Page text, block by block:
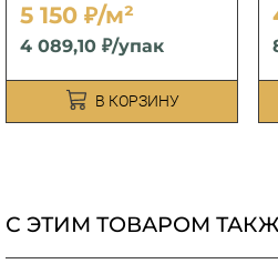
5 150 ₽/м²
4 089,10 ₽/упак
В КОРЗИНУ
С ЭТИМ ТОВАРОМ